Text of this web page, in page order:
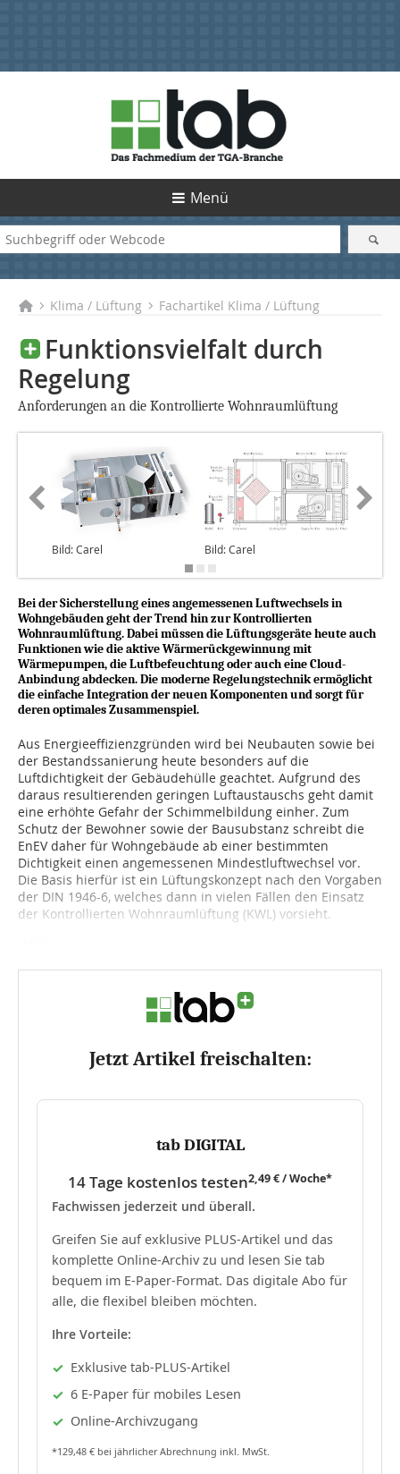
Menü
Klima / Lüftung Fachartikel Klima / Lüftung
Funktionsvielfalt durch
Regelung
Anforderungen an die Kontrollierte Wohnraumlüftung
Bild: Carel Bild: Carel
Bei der Sicherstellung eines angemessenen Luftwechsels in
Wohngebäuden geht der Trend hin zur Kontrollierten
Wohnraumlüftung. Dabei müssen die Lüftungsgeräte heute auch
Funktionen wie die aktive Wärmerückgewinnung mit
Wärmepumpen, die Luftbefeuchtung oder auch eine Cloud-
Anbindung abdecken. Die moderne Regelungstechnik ermöglicht
die einfache Integration der neuen Komponenten und sorgt für
deren optimales Zusammenspiel.
Aus Energieeffizienzgründen wird bei Neubauten sowie bei
der Bestandssanierung heute besonders auf die
Luftdichtigkeit der Gebäudehülle geachtet. Aufgrund des
daraus resultierenden geringen Luftaustauschs geht damit
eine erhöhte Gefahr der Schimmelbildung einher. Zum
Schutz der Bewohner sowie der Bausubstanz schreibt die
EnEV daher für Wohngebäude ab einer bestimmten
Dichtigkeit einen angemessenen Mindestluftwechsel vor.
Die Basis hierfür ist ein Lüftungskonzept nach den Vorgaben
der DIN 1946-6, welches dann in vielen Fällen den Einsatz
der Kontrollierten Wohnraumlüftung (KWL) vorsieht.
Jetzt Artikel freischalten:
tab DIGITAL
14 Tage kostenlos testen2,49 € / Woche*
Fachwissen jederzeit und überall.
Greifen Sie auf exklusive PLUS-Artikel und das
komplette Online-Archiv zu und lesen Sie tab
bequem im E-Paper-Format. Das digitale Abo für
alle, die flexibel bleiben möchten.
Ihre Vorteile:
Exklusive tab-PLUS-Artikel
6 E-Paper für mobiles Lesen
Online-Archivzugang
*129,48 € bei jährlicher Abrechnung inkl. MwSt.